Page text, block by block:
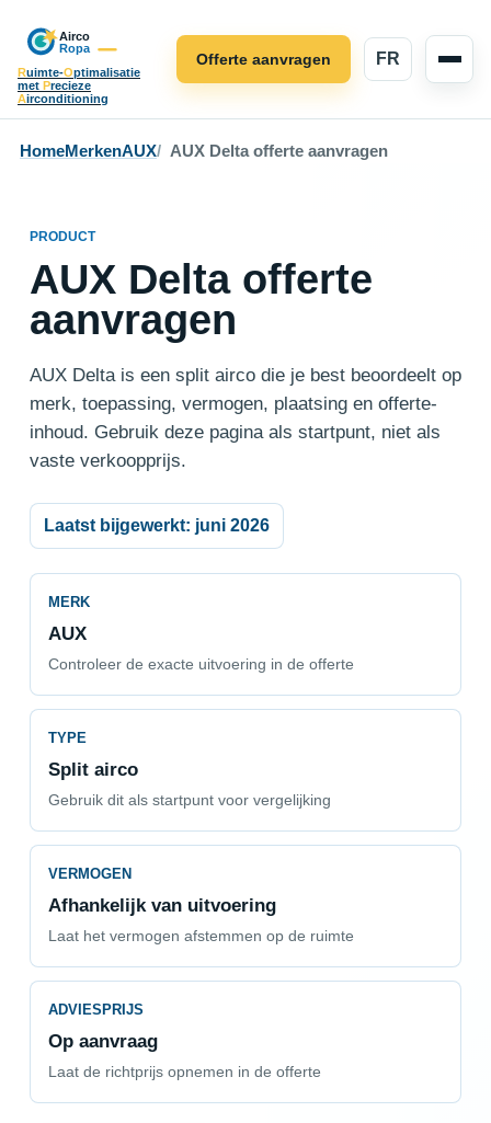
Ruimte-Optimalisatie
met Precieze
Airconditioning
FR
Offerte aanvragen
HomeMerkenAUX AUX Delta offerte aanvragen
PRODUCT
AUX Delta offerte
aanvragen
AUX Delta is een split airco die je best beoordeelt op
merk, toepassing, vermogen, plaatsing en offerte-
inhoud. Gebruik deze pagina als startpunt, niet als
vaste verkoopprijs.
Laatst bijgewerkt: juni 2026
MERK
AUX
Controleer de exacte uitvoering in de offerte
TYPE
Split airco
Gebruik dit als startpunt voor vergelijking
VERMOGEN
Afhankelijk van uitvoering
Laat het vermogen afstemmen op de ruimte
ADVIESPRIJS
Op aanvraag
Laat de richtprijs opnemen in de offerte